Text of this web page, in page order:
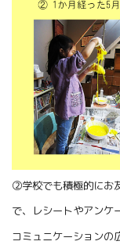
②学校でも積極的にお
で、レシートやアンケ
コミュニケーションの